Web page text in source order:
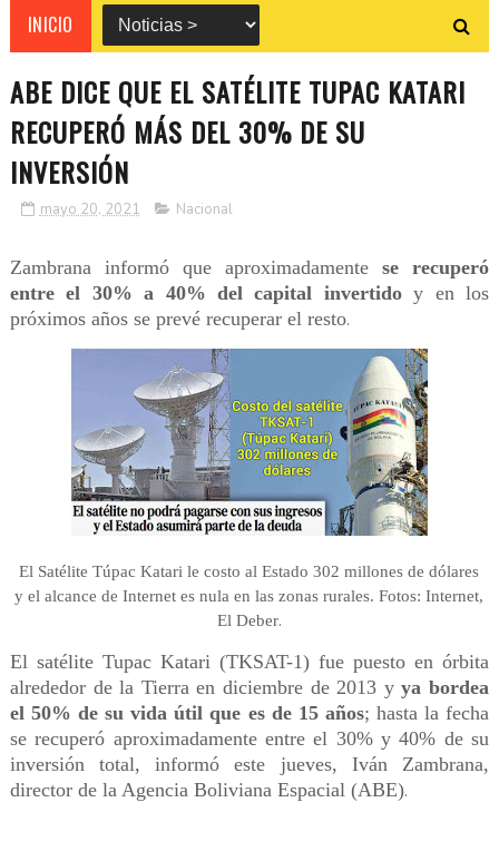
INICIO
ABE DICE QUE EL SATÉLITE TUPAC KATARI
RECUPERÓ MÁS DEL 30% DE SU
INVERSIÓN
mayo 20, 2021 Nacional
Zambrana informó que aproximadamentese recuperó
entre el 30% a 40% del capital invertidoy en los
próximos años se prevé recuperar el resto.
El Satélite Túpac Katari le costo al Estado 302 millones de dólares
yel alcance de Internet es nula en las zonas rurales. Fotos: Internet,
El Deber.
El satélite Tupac Katari (TKSAT-1) fue puesto en órbita
alrededor de la Tierra en diciembre de 2013 yya bordea
el 50% de su vida útil que es de 15 años; hasta la fecha
se recuperó aproximadamente entre el 30% y 40% de su
inversión total, informó este jueves, Iván Zambrana,
director de la Agencia Boliviana Espacial (ABE).